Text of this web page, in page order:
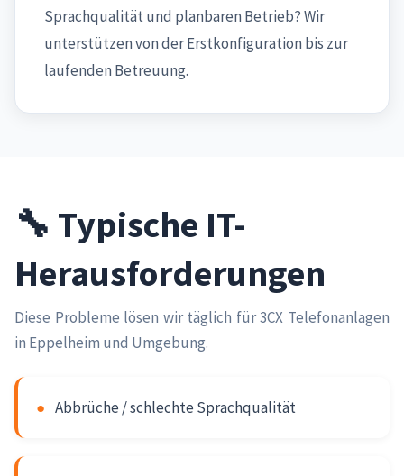
Sprachqualität und planbaren Betrieb? Wir
unterstützen von der Erstkonfiguration bis zur
laufenden Betreuung.
🔧 Typische IT-
Herausforderungen
Diese Probleme lösen wir täglich für 3CX Telefonanlagen
in Eppelheim und Umgebung.
● Abbrüche / schlechte Sprachqualität